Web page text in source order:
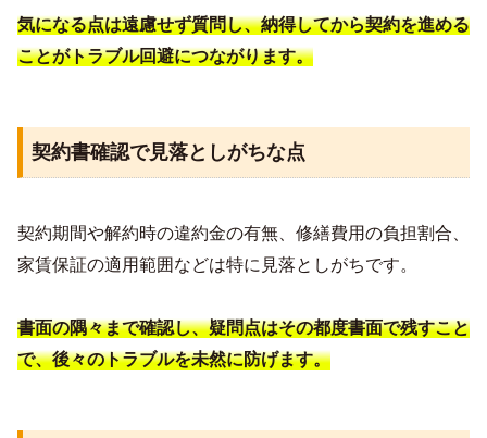
気になる点は遠慮せず質問し、納得してから契約を進める
ことがトラブル回避につながります。
契約書確認で見落としがちな点
契約期間や解約時の違約金の有無、修繕費用の負担割合、
家賃保証の適用範囲などは特に見落としがちです。
書面の隅々まで確認し、疑問点はその都度書面で残すこと
で、後々のトラブルを未然に防げます。